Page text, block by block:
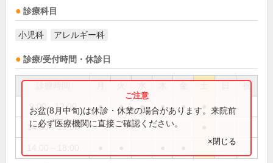
診療科目
小児科 アレルギー科
診療/受付時間・休診日
祝
9:00～12:00 ● ● ● ● ●
14:00～17:00
お盆(8月中旬)は休診・休業の場合があります。来院前
に必ず医療機関に直接ご確認ください。
×閉じる